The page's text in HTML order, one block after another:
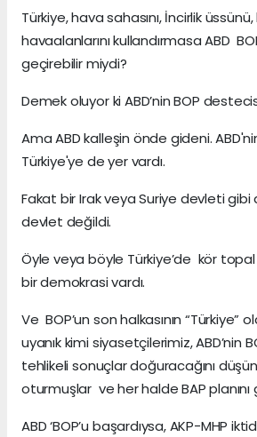
Türkiye, hava sahasını, İncirlik üssünü,
havaalanlarını kullandırmasa ABD
geçirebilir miydi?
Demek oluyor ki ABD’nin BOP
Ama ABD kalleşin önde gideni.
Türkiye'ye de yer vardı.
Fakat bir Irak veya Suriye devleti
devlet değildi.
Öyle veya böyle Türkiye’de kör
bir demokrasi vardı.
Ve BOP’un son halkasının “Türkiye”
uyanık kimi siyasetçilerimiz, ABD’nin
tehlikeli sonuçlar doğuracağını
oturmuşlar ve her halde BAP planını
ABD ‘BOP’u başardıysa, AKP-MHP